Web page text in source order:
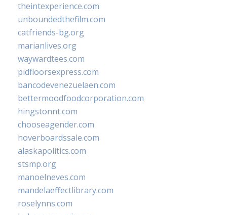
theintexperience.com
unboundedthefilm.com
catfriends-bg.org
marianlives.org
waywardtees.com
pidfloorsexpress.com
bancodevenezuelaen.com
bettermoodfoodcorporation.com
hingstonnt.com
chooseagender.com
hoverboardssale.com
alaskapolitics.com
stsmp.org
manoelneves.com
mandelaeffectlibrary.com
roselynns.com